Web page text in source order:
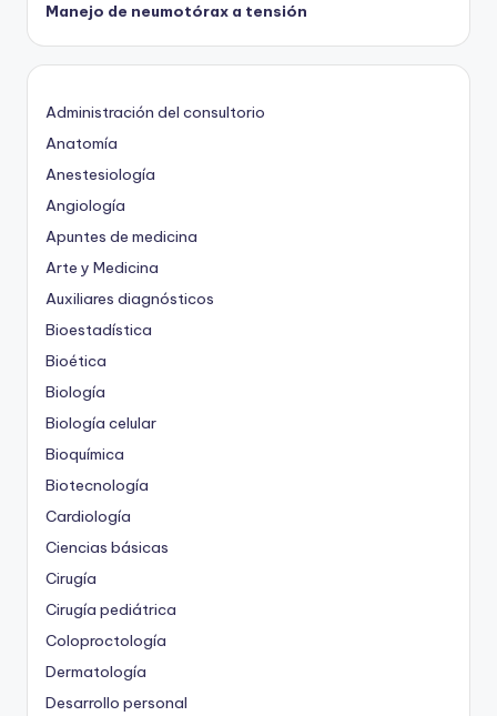
Manejo de neumotórax a tensión
Administración del consultorio
Anatomía
Anestesiología
Angiología
Apuntes de medicina
Arte y Medicina
Auxiliares diagnósticos
Bioestadística
Bioética
Biología
Biología celular
Bioquímica
Biotecnología
Cardiología
Ciencias básicas
Cirugía
Cirugía pediátrica
Coloproctología
Dermatología
Desarrollo personal